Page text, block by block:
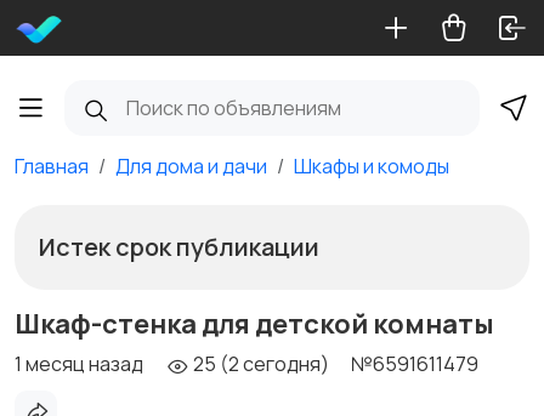
Главная Для дома и дачи Шкафы и комоды
Истек срок публикации
Шкаф-стенка для детской комнаты
1 месяц назад 25 (2 сегодня) №6591611479